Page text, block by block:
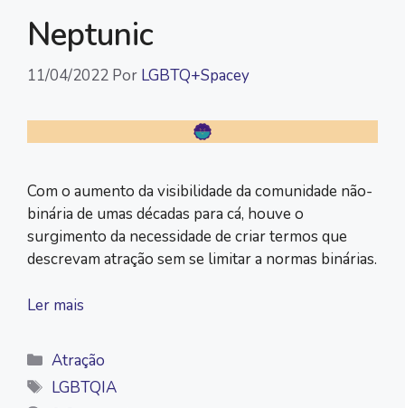
Neptunic
11/04/2022 Por LGBTQ+Spacey
Com o aumento da visibilidade da comunidade não-
binária de umas décadas para cá, houve o
surgimento da necessidade de criar termos que
descrevam atração sem se limitar a normas binárias.
Ler mais
Categorias
Atração
Tags
LGBTQIA